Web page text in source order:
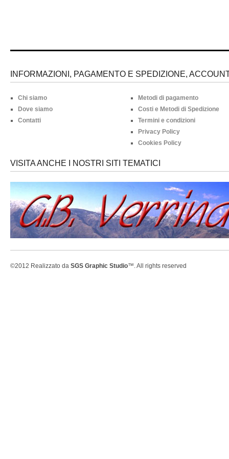
INFORMAZIONI, PAGAMENTO E SPEDIZIONE,
Chi siamo
Dove siamo
Contatti
Metodi di pagamento
Costi e Metodi di Spedizione
Termini e condizioni
Privacy Policy
Cookies Policy
VISITA ANCHE I NOSTRI SITI TEMATICI
©2012 Realizzato da SGS Graphic Studio™. All rights reserved